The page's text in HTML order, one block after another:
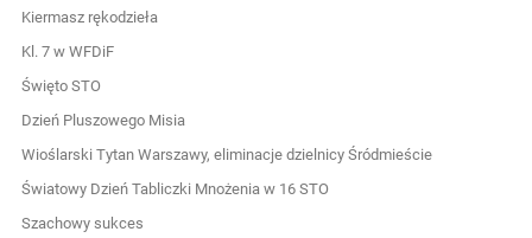
Kiermasz rękodzieła
Kl. 7 w WFDiF
Święto STO
Dzień Pluszowego Misia
Wioślarski Tytan Warszawy, eliminacje dzielnicy Śródmieście
Światowy Dzień Tabliczki Mnożenia w 16 STO
Szachowy sukces